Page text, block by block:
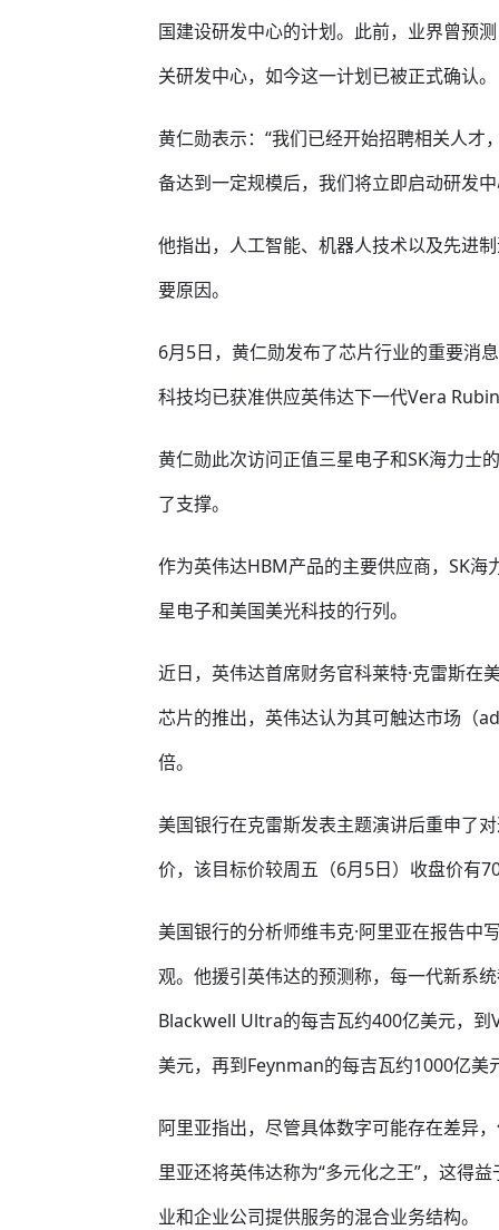
国建设研发中心的计划。此前，业界曾预
关研发中心，如今这一计划已被正式确认。
黄仁勋表示：“我们已经开始招聘相关人
备达到一定规模后，我们将立即启动研发
他指出，人工智能、机器人技术以及先进
要原因。
6月5日，黄仁勋发布了芯片行业的重要
科技均已获准供应英伟达下一代Vera
黄仁勋此次访问正值三星电子和SK海力士
了支撑。
作为英伟达HBM产品的主要供应商，SK
星电子和美国美光科技的行列。
近日，英伟达首席财务官科莱特·克雷斯在
芯片的推出，英伟达认为其可触达市场（
倍。
美国银行在克雷斯发表主题演讲后重申了
价，该目标价较周五（6月5日）收盘价有
美国银行的分析师维韦克·阿里亚在报告中
观。他援引英伟达的预测称，每一代新系
Blackwell Ultra的每吉瓦约400亿美元，
美元，再到Feynman的每吉瓦约1000亿美
阿里亚指出，尽管具体数字可能存在差异
里亚还将英伟达称为“多元化之王”，这得
业和企业公司提供服务的混合业务结构。